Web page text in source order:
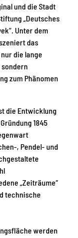
und die Stadt
„Deutsches
Unter dem
das
die lange
zum Phänomen
die Entwicklung
1845
, Pendel- und
„Zeiträume“
technische
werden